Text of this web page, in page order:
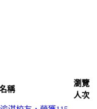
稱
瀏覽
人次